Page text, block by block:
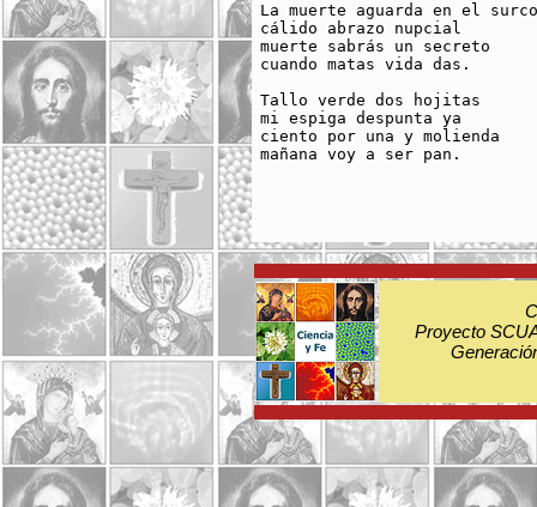
La muerte aguarda en el surco
cálido abrazo nupcial
muerte sabrás un secreto
cuando matas vida das.
Tallo verde dos hojitas
mi espiga despunta ya
ciento por una y molienda
mañana voy a ser pan.
Proyecto